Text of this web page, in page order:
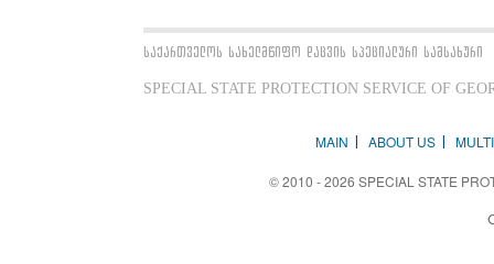
საქართველოს სახელმწიფო დაცვის სპეციალური სამსახური
SPECIAL STATE PROTECTION SERVICE OF
MAIN ABOUT US
© 2010 - 2026 SPECIAL STATE